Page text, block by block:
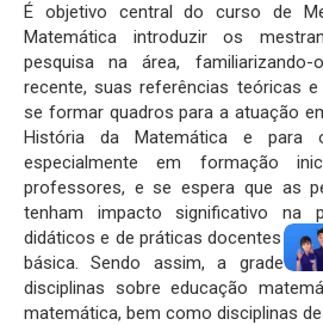
É objetivo central do curso de
Matemática introduzir os
pesquisa na área,
recente, suas referências teóricas
se formar quadros para a atuação
História da Matemática e para
especialmente em formação
professores, e se espera que as
tenham impacto significativo na
didáticos e de práticas docentes
básica. Sendo assim, a grade
disciplinas sobre educação
matemática, bem como disciplinas